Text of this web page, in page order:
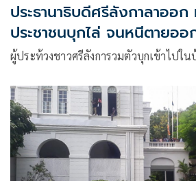
ประธานาธิบดีศรีลังกาลาออ
ประชาชนบุกไล่ จนหนีตายอ
ผู้ประท้วงชาวศรีลังการวมตัวบุกเข้าไปใ